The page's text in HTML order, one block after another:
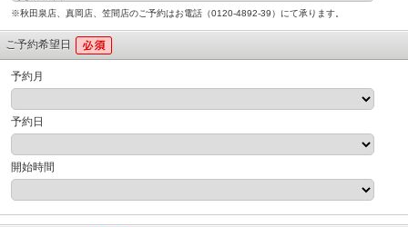
※秋田泉店、真岡店、笠間店のご予約はお電話（0120-4892-39）にて承ります。
ご予約希望日
予約月
予約日
開始時間